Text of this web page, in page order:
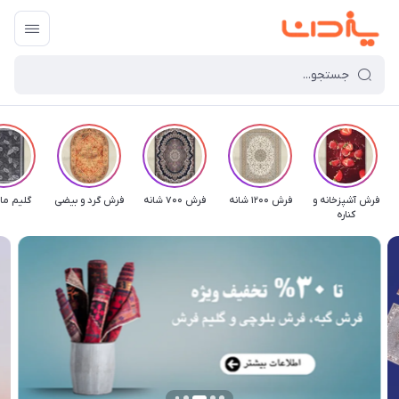
فرش آشپزخانه و
کناره
فرش 1200 شانه فرش 700 شانه فرش گرد و بیضی گلیم